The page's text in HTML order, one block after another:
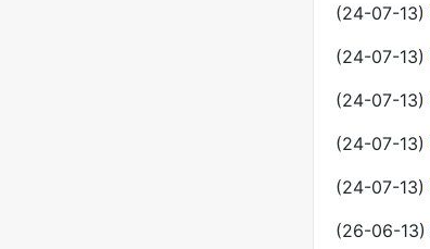
(24-07-13)
(24-07-13)
(24-07-13)
(24-07-13)
(24-07-13)
(26-06-13)